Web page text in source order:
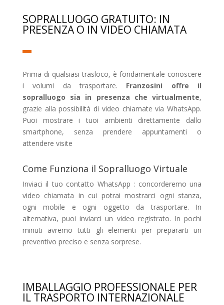
SOPRALLUOGO GRATUITO: IN
PRESENZA O IN VIDEO CHIAMATA
Prima di qualsiasi trasloco, è fondamentale conoscere
i volumi da trasportare. Franzosini offre il
sopralluogo sia in presenza che virtualmente,
grazie alla possibilità di video chiamate via WhatsApp.
Puoi mostrare i tuoi ambienti direttamente dallo
smartphone, senza prendere appuntamenti o
attendere visite
Come Funziona il Sopralluogo Virtuale
Inviaci il tuo contatto WhatsApp : concorderemo una
video chiamata in cui potrai mostrarci ogni stanza,
ogni mobile e ogni oggetto da trasportare. In
alternativa, puoi inviarci un video registrato. In pochi
minuti avremo tutti gli elementi per prepararti un
preventivo preciso e senza sorprese.
IMBALLAGGIO PROFESSIONALE PER
IL TRASPORTO INTERNAZIONALE